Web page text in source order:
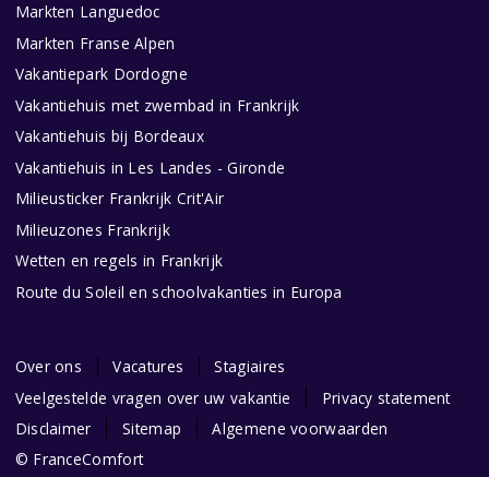
Markten Languedoc
Markten Franse Alpen
Vakantiepark Dordogne
Vakantiehuis met zwembad in Frankrijk
Vakantiehuis bij Bordeaux
Vakantiehuis in Les Landes - Gironde
Milieusticker Frankrijk Crit'Air
Milieuzones Frankrijk
Wetten en regels in Frankrijk
Route du Soleil en schoolvakanties in Europa
Over ons Vacatures
Stagiaires
Veelgestelde vragen over uw vakantie
Privacy statement
Disclaimer
Sitemap
Algemene voorwaarden
© FranceComfort